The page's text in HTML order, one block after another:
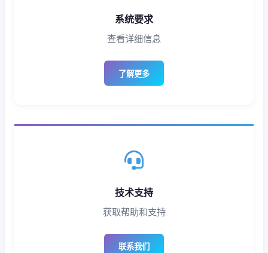
系统要求
查看详细信息
了解更多
技术支持
获取帮助和支持
联系我们